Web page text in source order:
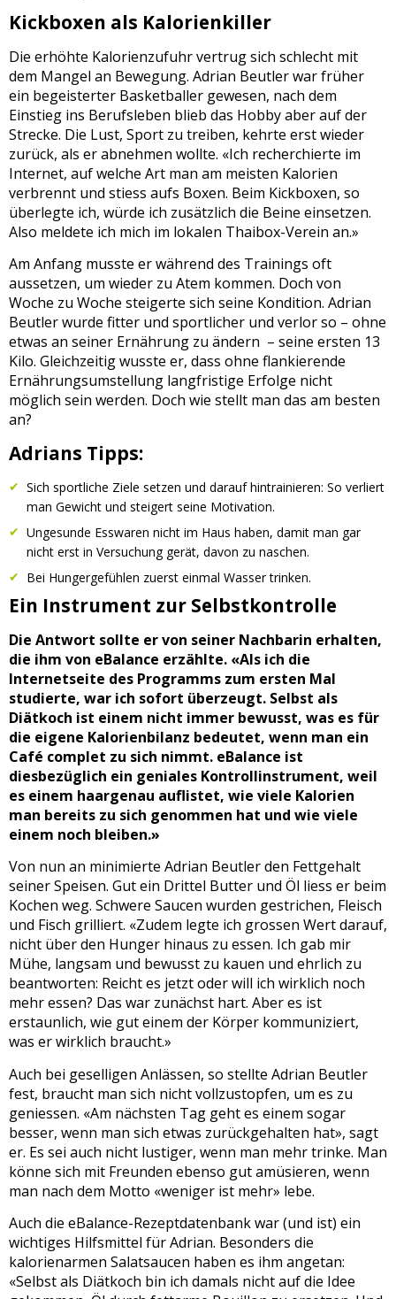
Kickboxen als Kalorienkiller
Die erhöhte Kalorienzufuhr vertrug sich schlecht mit
dem Mangel an Bewegung. Adrian Beutler war früher
ein begeisterter Basketballer gewesen, nach dem
Einstieg ins Berufsleben blieb das Hobby aber auf der
Strecke. Die Lust, Sport zu treiben, kehrte erst wieder
zurück, als er abnehmen wollte. «Ich recherchierte im
Internet, auf welche Art man am meisten Kalorien
verbrennt und stiess aufs Boxen. Beim Kickboxen, so
überlegte ich, würde ich zusätzlich die Beine einsetzen.
Also meldete ich mich im lokalen Thaibox-Verein an.»
Am Anfang musste er während des Trainings oft
aussetzen, um wieder zu Atem kommen. Doch von
Woche zu Woche steigerte sich seine Kondition. Adrian
Beutler wurde fitter und sportlicher und verlor so – ohne
etwas an seiner Ernährung zu ändern – seine ersten 13
Kilo. Gleichzeitig wusste er, dass ohne flankierende
Ernährungsumstellung langfristige Erfolge nicht
möglich sein werden. Doch wie stellt man das am besten
an?
Adrians Tipps:
Sich sportliche Ziele setzen und darauf hintrainieren: So verliert
man Gewicht und steigert seine Motivation.
Ungesunde Esswaren nicht im Haus haben, damit man gar
nicht erst in Versuchung gerät, davon zu naschen.
Bei Hungergefühlen zuerst einmal Wasser trinken.
Ein Instrument zur Selbstkontrolle
Die Antwort sollte er von seiner Nachbarin erhalten,
die ihm von eBalance erzählte. «Als ich die
Internetseite des Programms zum ersten Mal
studierte, war ich sofort überzeugt. Selbst als
Diätkoch ist einem nicht immer bewusst, was es für
die eigene Kalorienbilanz bedeutet, wenn man ein
Café complet zu sich nimmt. eBalance ist
diesbezüglich ein geniales Kontrollinstrument, weil
es einem haargenau auflistet, wie viele Kalorien
man bereits zu sich genommen hat und wie viele
einem noch bleiben.»
Von nun an minimierte Adrian Beutler den Fettgehalt
seiner Speisen. Gut ein Drittel Butter und Öl liess er beim
Kochen weg. Schwere Saucen wurden gestrichen, Fleisch
und Fisch grilliert. «Zudem legte ich grossen Wert darauf,
nicht über den Hunger hinaus zu essen. Ich gab mir
Mühe, langsam und bewusst zu kauen und ehrlich zu
beantworten: Reicht es jetzt oder will ich wirklich noch
mehr essen? Das war zunächst hart. Aber es ist
erstaunlich, wie gut einem der Körper kommuniziert,
was er wirklich braucht.»
Auch bei geselligen Anlässen, so stellte Adrian Beutler
fest, braucht man sich nicht vollzustopfen, um es zu
geniessen. «Am nächsten Tag geht es einem sogar
besser, wenn man sich etwas zurückgehalten hat», sagt
er. Es sei auch nicht lustiger, wenn man mehr trinke. Man
könne sich mit Freunden ebenso gut amüsieren, wenn
man nach dem Motto «weniger ist mehr» lebe.
Auch die eBalance-Rezeptdatenbank war (und ist) ein
wichtiges Hilfsmittel für Adrian. Besonders die
kalorienarmen Salatsaucen haben es ihm angetan:
«Selbst als Diätkoch bin ich damals nicht auf die Idee